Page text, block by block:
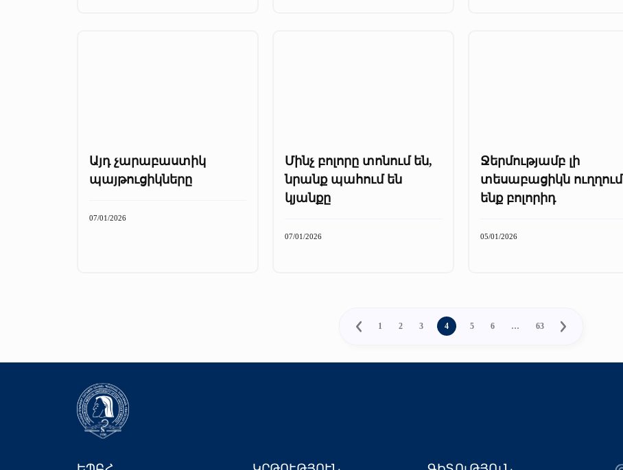
Այդ չարաբաստիկ
պայթուցիկները
07/01/2026
Մինչ բոլորը տոնում են,
նրանք պահում են
կյանքը
07/01/2026
Ջերմությամբ լի
տեսաբացիկն ուղղում
ենք բոլորիդ
05/01/2026
1 2 3 4 5 6 … 63